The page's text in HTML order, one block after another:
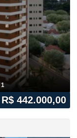
1
R$ 442.000,00